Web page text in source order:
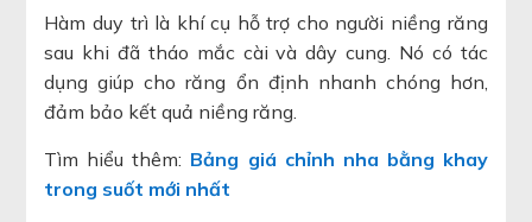
Hàm duy trì là khí cụ hỗ trợ cho người niềng răng
sau khi đã tháo mắc cài và dây cung. Nó có tác
dụng giúp cho răng ổn định nhanh chóng hơn,
đảm bảo kết quả niềng răng.
Tìm hiểu thêm: Bảng giá chỉnh nha bằng khay
trong suốt mới nhất